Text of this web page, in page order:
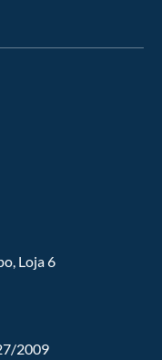
Loja 6
2009